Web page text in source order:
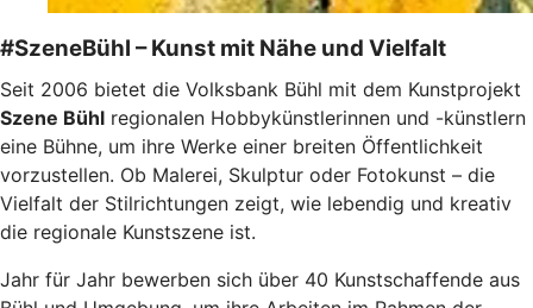
#SzeneBühl – Kunst mit Nähe und Vielfalt
Seit 2006 bietet die Volksbank Bühl mit dem Kunstprojekt
Szene Bühl regionalen Hobbykünstlerinnen und -künstlern
eine Bühne, um ihre Werke einer breiten Öffentlichkeit
vorzustellen. Ob Malerei, Skulptur oder Fotokunst – die
Vielfalt der Stilrichtungen zeigt, wie lebendig und kreativ
die regionale Kunstszene ist.
Jahr für Jahr bewerben sich über 40 Kunstschaffende aus